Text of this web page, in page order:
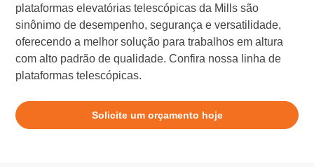
plataformas elevatórias telescópicas da Mills são
sinônimo de desempenho, segurança e versatilidade,
oferecendo a melhor solução para trabalhos em altura
com alto padrão de qualidade. Confira nossa linha de
plataformas telescópicas.
Solicite um orçamento hoje